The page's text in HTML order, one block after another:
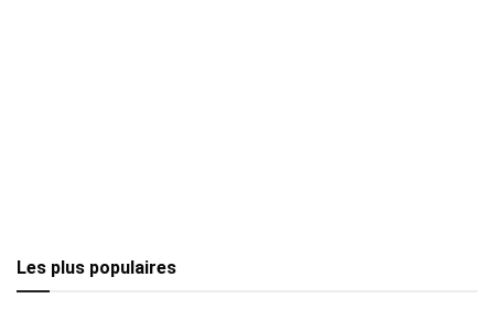
Les plus populaires